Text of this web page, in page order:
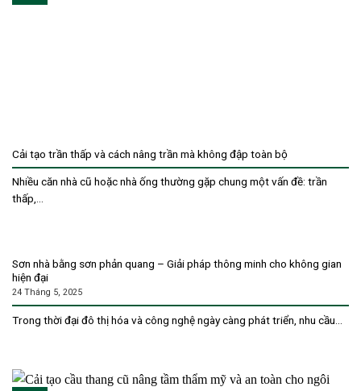
Cải tạo trần thấp và cách nâng trần mà không đập toàn bộ
Nhiều căn nhà cũ hoặc nhà ống thường gặp chung một vấn đề: trần
thấp,...
Sơn nhà bằng sơn phản quang – Giải pháp thông minh cho không gian
hiện đại
24 Tháng 5, 2025
Trong thời đại đô thị hóa và công nghệ ngày càng phát triển, nhu cầu...